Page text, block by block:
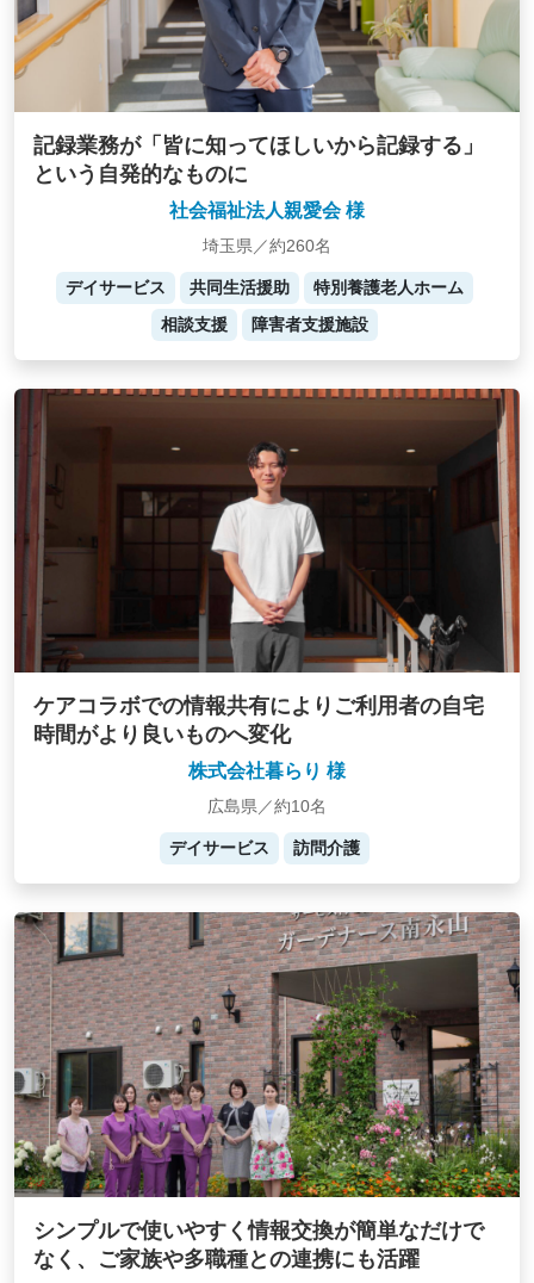
記録業務が「皆に知ってほしいから記録する」
という自発的なものに
社会福祉法人親愛会 様
埼玉県／約260名
デイサービス 共同生活援助
特別養護老人ホーム
相談支援
障害者支援施設
ケアコラボでの情報共有によりご利用者の自宅
時間がより良いものへ変化
株式会社暮らり 様
広島県／約10名
デイサービス 訪問介護
シンプルで使いやすく情報交換が簡単なだけで
なく、ご家族や多職種との連携にも活躍